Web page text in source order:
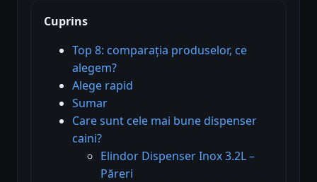
Cuprins
Top 8: comparația produselor, ce
alegem?
Alege rapid
Sumar
Care sunt cele mai bune dispenser
caini?
Elindor Dispenser Inox 3.2L –
Păreri